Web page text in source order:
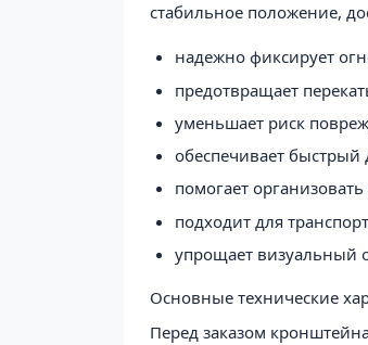
стабильное положение,
надежно фиксирует
предотвращает
уменьшает риск
обеспечивает быстрый
помогает
подходит для
упрощает визуальный
Основные технические
Перед заказом